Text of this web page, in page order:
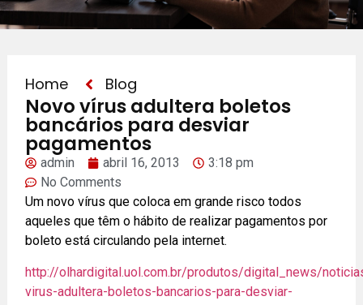
Home Blog
Novo vírus adultera boletos
bancários para desviar
pagamentos
admin abril 16, 2013
3:18 pm
No Comments
Um novo vírus que coloca em grande risco todos
aqueles que têm o hábito de realizar pagamentos por
boleto está circulando pela internet.
http://olhardigital.uol.com.br/produtos/digital_news/
virus-adultera-boletos-bancarios-para-desviar-